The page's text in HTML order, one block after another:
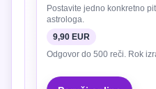
Postavite jedno konkretno
astrologa.
9,90 EUR
Odgovor do 500 reči. Rok